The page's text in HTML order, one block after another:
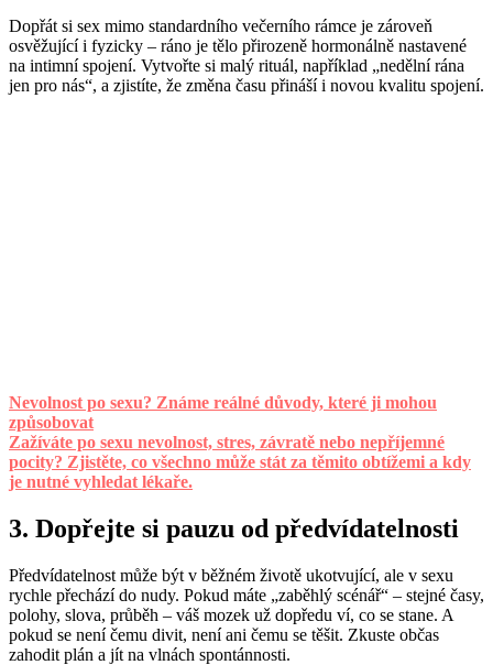
Dopřát si sex mimo standardního večerního rámce je zároveň
osvěžující i fyzicky – ráno je tělo přirozeně hormonálně nastavené
na intimní spojení. Vytvořte si malý rituál, například „nedělní rána
jen pro nás“, a zjistíte, že změna času přináší i novou kvalitu spojení.
Nevolnost po sexu? Známe reálné důvody, které ji mohou
způsobovat
Zažíváte po sexu nevolnost, stres, závratě nebo nepříjemné
pocity? Zjistěte, co všechno může stát za těmito obtížemi a kdy
je nutné vyhledat lékaře.
3. Dopřejte si pauzu od předvídatelnosti
Předvídatelnost může být v běžném životě ukotvující, ale v sexu
rychle přechází do nudy. Pokud máte „zaběhlý scénář“ – stejné časy,
polohy, slova, průběh – váš mozek už dopředu ví, co se stane. A
pokud se není čemu divit, není ani čemu se těšit. Zkuste občas
zahodit plán a jít na vlnách spontánnosti.